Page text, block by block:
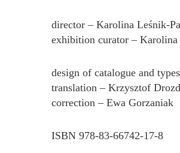
director – Karolina Leśnik-
exhibition curator – Karolina
design of catalogue and
translation – Krzysztof
correction – Ewa Gorzaniak
ISBN 978-83-66742-17-8